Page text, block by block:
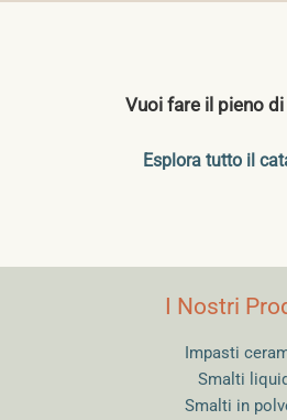
Vuoi fare il pieno
Esplora tutto il
I Nostri
Impasti
Smalti
Smalti in